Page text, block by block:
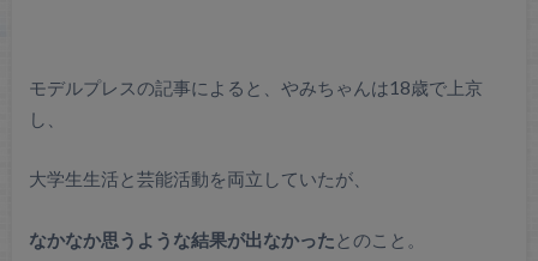
モデルプレスの記事によると、やみちゃんは18歳で上京
し、
大学生生活と芸能活動を両立していたが、
なかなか思うような結果が出なかったとのこと。